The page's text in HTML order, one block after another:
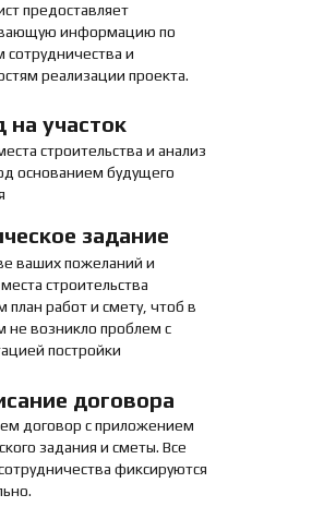
предоставляет
информацию по
сотрудничества и
реализации проекта.
на участок
строительства и анализ
основанием будущего
задание
ваших пожеланий и
строительства
план работ и смету, чтоб в
не возникло проблем с
постройки
договора
договор с приложением
задания и сметы. Все
фиксируются